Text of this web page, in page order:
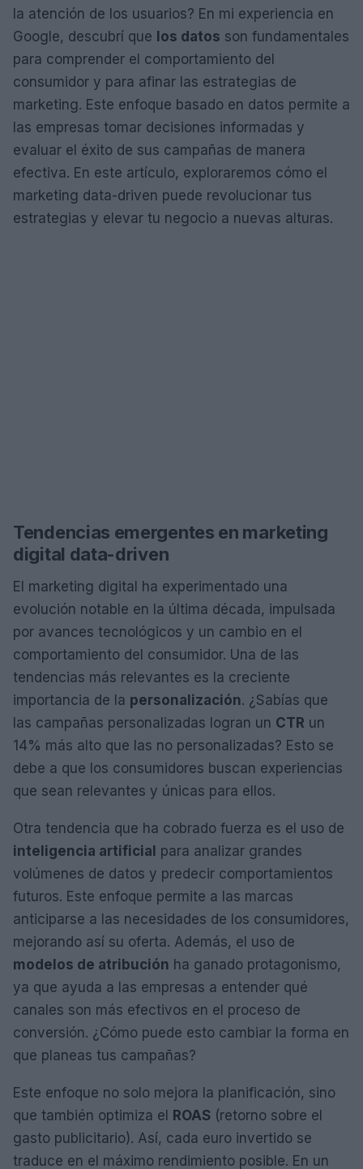
la atención de los usuarios? En mi experiencia en
Google, descubrí que los datos son fundamentales
para comprender el comportamiento del
consumidor y para afinar las estrategias de
marketing. Este enfoque basado en datos permite a
las empresas tomar decisiones informadas y
evaluar el éxito de sus campañas de manera
efectiva. En este artículo, exploraremos cómo el
marketing data-driven puede revolucionar tus
estrategias y elevar tu negocio a nuevas alturas.
Tendencias emergentes en marketing
digital data-driven
El marketing digital ha experimentado una
evolución notable en la última década, impulsada
por avances tecnológicos y un cambio en el
comportamiento del consumidor. Una de las
tendencias más relevantes es la creciente
importancia de la personalización. ¿Sabías que
las campañas personalizadas logran un CTR un
14% más alto que las no personalizadas? Esto se
debe a que los consumidores buscan experiencias
que sean relevantes y únicas para ellos.
Otra tendencia que ha cobrado fuerza es el uso de
inteligencia artificial para analizar grandes
volúmenes de datos y predecir comportamientos
futuros. Este enfoque permite a las marcas
anticiparse a las necesidades de los consumidores,
mejorando así su oferta. Además, el uso de
modelos de atribución ha ganado protagonismo,
ya que ayuda a las empresas a entender qué
canales son más efectivos en el proceso de
conversión. ¿Cómo puede esto cambiar la forma en
que planeas tus campañas?
Este enfoque no solo mejora la planificación, sino
que también optimiza el ROAS (retorno sobre el
gasto publicitario). Así, cada euro invertido se
traduce en el máximo rendimiento posible. En un